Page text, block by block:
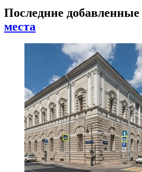
Последние добавленные
места